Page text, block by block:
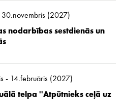
30.novembris (2027)
nodarbības sestdienās un
- 14.februāris (2027)
telpa ''Atpūtnieks ceļā uz